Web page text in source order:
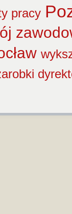
pracy